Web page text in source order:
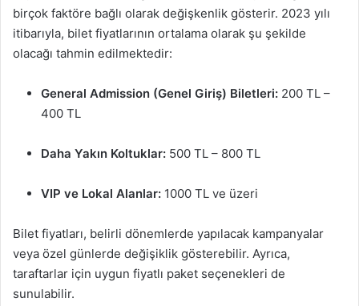
birçok faktöre bağlı olarak değişkenlik gösterir. 2023 yılı
itibarıyla, bilet fiyatlarının ortalama olarak şu şekilde
olacağı tahmin edilmektedir:
General Admission (Genel Giriş) Biletleri: 200 TL –
400 TL
Daha Yakın Koltuklar: 500 TL – 800 TL
VIP ve Lokal Alanlar: 1000 TL ve üzeri
Bilet fiyatları, belirli dönemlerde yapılacak kampanyalar
veya özel günlerde değişiklik gösterebilir. Ayrıca,
taraftarlar için uygun fiyatlı paket seçenekleri de
sunulabilir.